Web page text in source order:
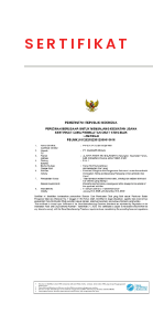
SERTIFIKAT